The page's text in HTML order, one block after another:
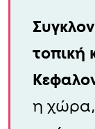
τοπική
η χώρα,